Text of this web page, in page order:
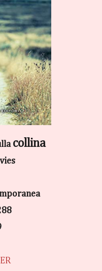
collina